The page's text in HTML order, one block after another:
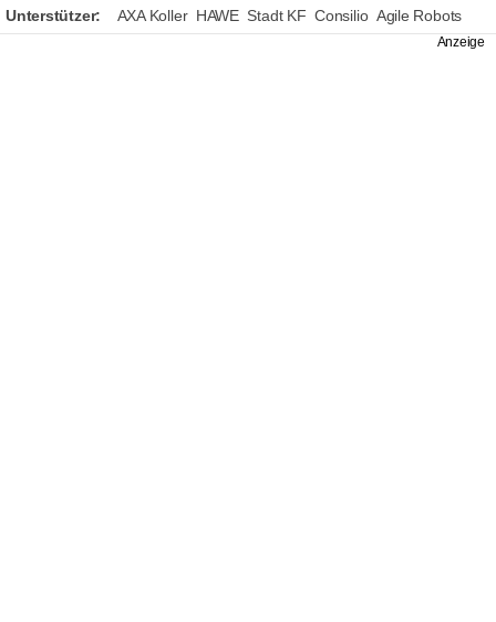
Unterstützer: AXA Koller HAWE Stadt KF Consilio Agile Robots